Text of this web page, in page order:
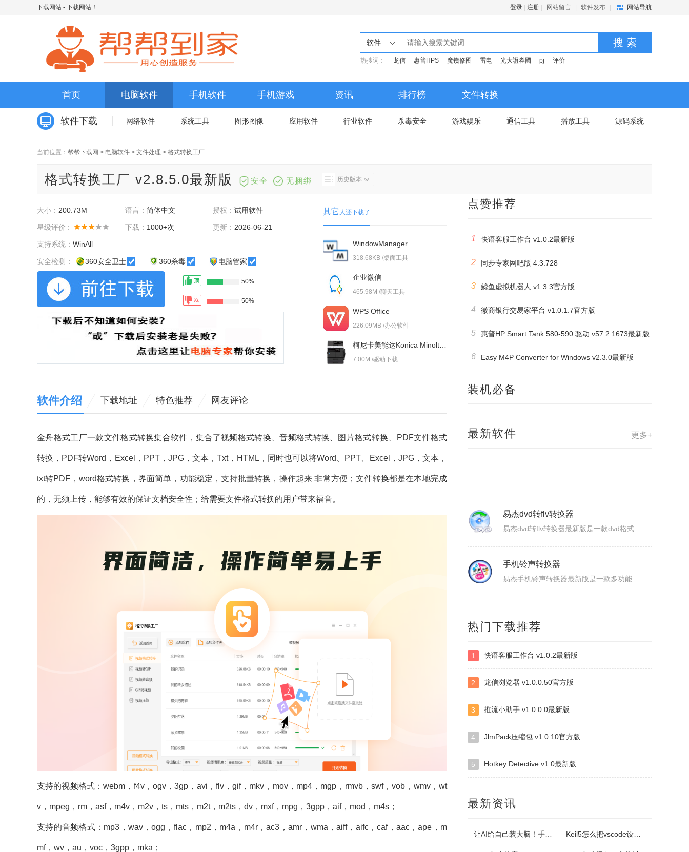
下载网站 - 下载网站！ 登录 注册 网站留言 软件发布 网站导航
软件 搜 索
热搜词： 龙信 惠普HPS 魔镜修图 雷电 光大證券國 pj 评价
首页 电脑软件 手机软件 手机游戏 资讯 排行榜 文件转换
软件下载 网络软件 系统工具 图形图像 应用软件 行业软件 杀毒安全 游戏娱乐 通信工具 播放工具 源码系统
当前位置： 帮帮下载网 > 电脑软件 > 文件处理 > 格式转换工厂
格式转换工厂 v2.8.5.0最新版 安全 无捆绑 历史版本
大小： 200.73M 语言： 简体中文 授权：试用软件
星级评价 : 下载： 1000+次 更新： 2026-06-21
支持系统： WinAll
安全检测： 360安全卫士 360杀毒 电脑管家
50%
50%
其它 人还下载了
WindowManager
318.68KB /桌面工具
企业微信
465.98M /聊天工具
WPS Office
226.09MB /办公软件
7.00M /驱动下载
软件介绍 下载地址 特色推荐 网友评论
金舟格式工厂一款文件格式转换集合软件，集合了视频格式转换、音频格式转换、图片格式转换、PDF文件格式
转换，PDF转Word，Excel，PPT，JPG，文本，Txt，HTML，同时也可以将Word、PPT、Excel，JPG，文本，
txt转PDF，word格式转换，界面简单，功能稳定，支持批量转换，操作起来 非常方便；文件转换都是在本地完成
的，无须上传，能够有效的保证文档安全性；给需要文件格式转换的用户带来福音。
支持的视频格式：webm，f4v，ogv，3gp，avi，flv，gif，mkv，mov，mp4，mgp，rmvb，swf，vob，wmv，wt
v，mpeg，rm，asf，m4v，m2v，ts，mts，m2t，m2ts，dv，mxf，mpg，3gpp，aif，mod，m4s；
支持的音频格式：mp3，wav，ogg，flac，mp2，m4a，m4r，ac3，amr，wma，aiff，aifc，caf，aac，ape，m
mf，wv，au，voc，3gpp，mka；
点赞推荐
1 快语客服工作台 v1.0.2最新版
2 同步专家网吧版 4.3.728
3 鲸鱼虚拟机器人 v1.3.3官方版
4 徽商银行交易家平台 v1.0.1.7官方版
5 惠普HP Smart Tank 580-590 驱动 v57.2.1673最新版
6 Easy M4P Converter for Windows v2.3.0最新版
装机必备
更多+
最新软件
易杰dvd转flv转换器
易杰dvd转flv转换器最新版是一款dvd格式转flv格式的应用工具，易杰dvd转flv转换器官方版支持高质量的把DVD光盘转换输出Flash的FLV、SWF、F4V和AVI、VCD、SVCD、WMV等视频格式，易杰dvd转flv转换器还可以把多个片段合并成一个DVD标题/音节。软件特色1、易杰dv...
手机铃声转换器
易杰手机铃声转换器最新版是一款多功能的手机铃声转换软件，易杰手机铃声转换器官方版软件具有强大的音频转换功能，同时还支持视频文件格式转换，易杰手机铃声转换器支持目前所有流行的音、视频文件格式，如：MP3/MP2/OGG/APE/WAV/WMA/等，且转换简单、快速。易杰手机铃声转换器基本简介易杰手机铃...
虹盘
小云
热门下载推荐
1 快语客服工作台 v1.0.2最新版
2 龙信浏览器 v1.0.0.50官方版
3 推流小助手 v1.0.0.0最新版
4 JlmPack压缩包 v1.0.10官方版
5 Hotkey Detective v1.0最新版
最新资讯
让AI给自己装大脑！手把手教你学会安装使用Agent Skill Keil5怎么把vscode设置外部编辑器